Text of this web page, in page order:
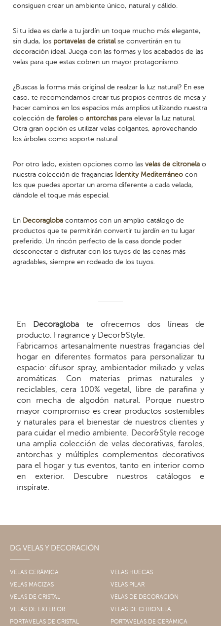
consiguen crear un ambiente único, natural y cálido.
Si tu idea es darle a tu jardín un toque mucho más elegante,
sin duda, los portavelas de cristalse convertirán en tu
decoración ideal. Juega con las formas y los acabados de las
velas para que estas cobren un mayor protagonismo.
¿Buscas la forma más original de realzar la luz natural? En ese
caso, te recomendamos crear tus propios centros de mesa y
hacer caminos en los espacios más amplios utilizando nuestra
colección defaroles oantorchas para elevar la luz natural.
Otra gran opción es utilizar velas colgantes, aprovechando
los árboles como soporte natural
Por otro lado, existen opciones como lasvelas de citronela o
nuestra colección de fragancias Identity Mediterráneo con
los que puedes aportar un aroma diferente a cada velada,
dándole el toque más especial.
En Decoragloba contamos con un amplio catálogo de
productos que te permitirán convertir tu jardín en tu lugar
preferido. Un rincón perfecto de la casa donde poder
desconectar o disfrutar con los tuyos de las cenas más
agradables, siempre en rodeado de los tuyos.
En Decoragloba te ofrecemos dos líneas de
producto: Fragrance y Decor&Style.
Fabricamos artesanalmente nuestras fragancias del
hogar en diferentes formatos para personalizar tu
espacio: difusor spray, ambientador mikado y velas
aromáticas. Con materias primas naturales y
reciclables, cera 100% vegetal, libre de parafina y
con mecha de algodón natural. Porque nuestro
mayor compromiso es crear productos sostenibles
y naturales para el bienestar de nuestros clientes y
para cuidar el medio ambiente. Decor&Style recoge
una amplia colección de velas decorativas, faroles,
antorchas y múltiples complementos decorativos
para el hogar y tus eventos, tanto en interior como
en exterior. Descubre nuestros catálogos e
inspírate.
DG VELAS Y DECORACIÓN
VELAS CERÁMICA
VELAS HUECAS
VELAS MACIZAS
VELAS PILAR
VELAS DE CRISTAL
VELAS DE DECORACIÓN
VELAS DE EXTERIOR
VELAS DE CITRONELA
PORTAVELAS DE CRISTAL
PORTAVELAS DE CERÁMICA